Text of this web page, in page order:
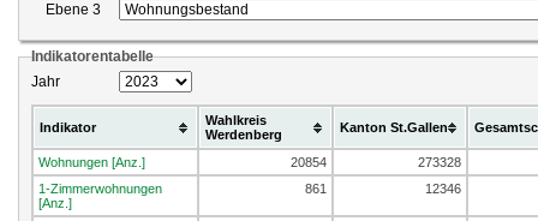
Ebene 3
Indikatorentabelle
Jahr
Indikator
Wahlkreis
Werdenberg
Kanton St.Gallen
Wohnungen [Anz.] 20854
273328
1-Zimmerwohnungen
[Anz.]
861 12346